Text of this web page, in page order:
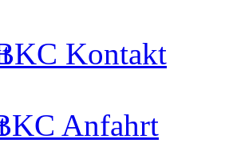
Kontakt
Anfahrt